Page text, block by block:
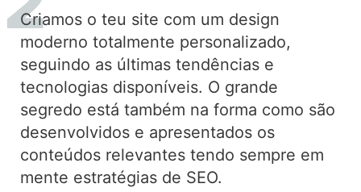
Criamos o teu site com um design
moderno totalmente personalizado,
seguindo as últimas tendências e
tecnologias disponíveis. O grande
segredo está também na forma como são
desenvolvidos e apresentados os
conteúdos relevantes tendo sempre em
mente estratégias de SEO.